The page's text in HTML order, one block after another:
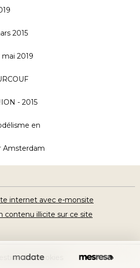
2015
2019
- 2015
en
Amsterdam
internet avec e-monsite
contenu illicite sur ce site
des cookies